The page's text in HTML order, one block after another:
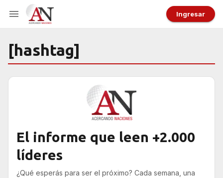
Ingresar
[hashtag]
El informe que leen +2.000
líderes
¿Qué esperás para ser el próximo? Cada semana, una